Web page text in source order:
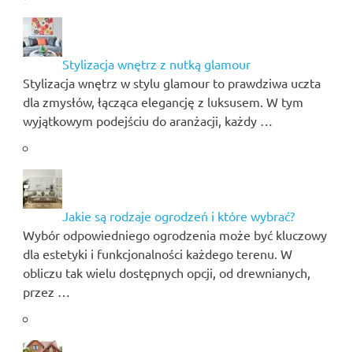
Stylizacja wnętrz z nutką glamour
Stylizacja wnętrz w stylu glamour to prawdziwa uczta
dla zmysłów, łącząca elegancję z luksusem. W tym
wyjątkowym podejściu do aranżacji, każdy …
Jakie są rodzaje ogrodzeń i które wybrać?
Wybór odpowiedniego ogrodzenia może być kluczowy
dla estetyki i funkcjonalności każdego terenu. W
obliczu tak wielu dostępnych opcji, od drewnianych,
przez …